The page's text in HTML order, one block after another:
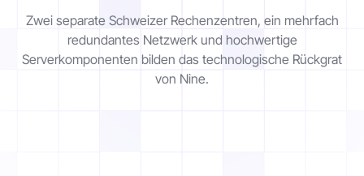
Blog
Case Studies
Zwei separate Schweizer Rechenzentren, ein mehrfach
redundantes Netzwerk und hochwertige
Serverkomponenten bilden das technologische Rückgrat
von Nine.